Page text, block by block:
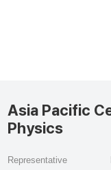
Asia Pacific
Physics
Representative